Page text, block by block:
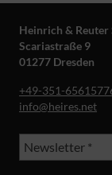
Heinrich & Reuter
Scariastraße 9
01277 Dresden
+49-351-
info@heires.net